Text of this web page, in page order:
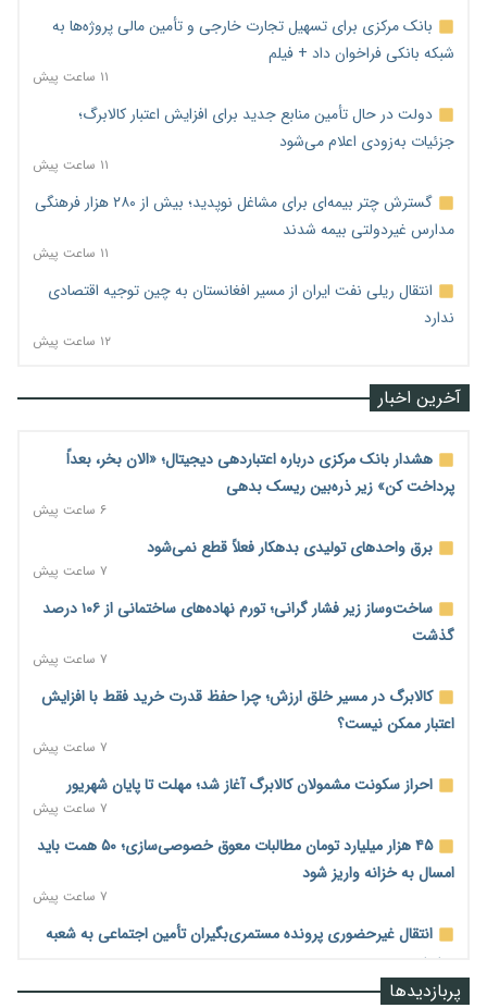
بانک مرکزی برای تسهیل تجارت خارجی و تأمین مالی پروژه‌ها به
شبکه بانکی فراخوان داد + فیلم
۱۱ ساعت پیش
دولت در حال تأمین منابع جدید برای افزایش اعتبار کالابرگ؛
جزئیات به‌زودی اعلام می‌شود
۱۱ ساعت پیش
گسترش چتر بیمه‌ای برای مشاغل نوپدید؛ بیش از ۲۸۰ هزار فرهنگی
مدارس غیردولتی بیمه شدند
۱۱ ساعت پیش
انتقال ریلی نفت ایران از مسیر افغانستان به چین توجیه اقتصادی
ندارد
۱۲ ساعت پیش
آخرین اخبار
هشدار بانک مرکزی درباره اعتباردهی دیجیتال؛ «الان بخر، بعداً
پرداخت کن» زیر ذره‌بین ریسک بدهی
۶ ساعت پیش
برق واحدهای تولیدی بدهکار فعلاً قطع نمی‌شود
۷ ساعت پیش
ساخت‌وساز زیر فشار گرانی؛ تورم نهاده‌های ساختمانی از ۱۰۶ درصد
گذشت
۷ ساعت پیش
کالابرگ در مسیر خلق ارزش؛ چرا حفظ قدرت خرید فقط با افزایش
اعتبار ممکن نیست؟
۷ ساعت پیش
احراز سکونت مشمولان کالابرگ آغاز شد؛ مهلت تا پایان شهریور
۷ ساعت پیش
۴۵ هزار میلیارد تومان مطالبات معوق خصوصی‌سازی؛ ۵۰ همت باید
امسال به خزانه واریز شود
۷ ساعت پیش
انتقال غیرحضوری پرونده مستمری‌بگیران تأمین اجتماعی به شعبه
جدید
پربازدیدها